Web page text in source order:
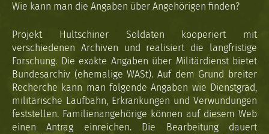
Wie kann man die Angaben über Angehörigen finden?
Projekt Hultschiner Soldaten kooperiert mit
verschiedenen Archiven und realisiert die langfristige
Forschung. Die exakte Angaben über Militärdienst bietet
Bundesarchiv (ehemalige WASt). Auf dem Grund breiter
Recherche kann man folgende Angaben wie Dienstgrad,
militärische Laufbahn, Erkrankungen und Verwundungen
feststellen. Familienangehörige können auf diesem Web
einen Antrag einreichen. Die Bearbeitung dauert